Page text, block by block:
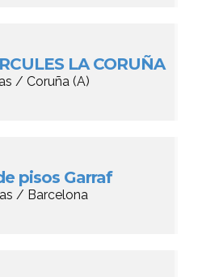
LA CORUÑA
/ Coruña (A)
pisos Garraf
/ Barcelona